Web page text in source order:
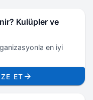
Kulüpler ve
en iyi
ET